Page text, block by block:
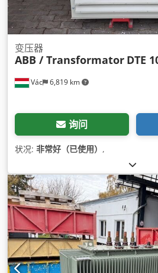
Vác 6,819 km
变压器
ABB / Transformator DTE
询问
状况: 非常好（已使用） ,